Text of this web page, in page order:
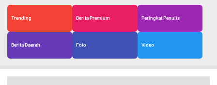
Trending Berita Premium Peringkat Penulis
Berita Daerah Foto Video